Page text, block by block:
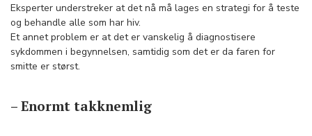
Eksperter understreker at det nå må lages en strategi for å teste
og behandle alle som har hiv.
Et annet problem er at det er vanskelig å diagnostisere
sykdommen i begynnelsen, samtidig som det er da faren for
smitte er størst.
– Enormt takknemlig